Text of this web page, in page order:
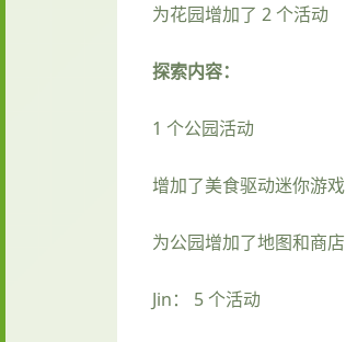
为花园增加了 2 个活动
探索内容：
1 个公园活动
增加了美食驱动迷你游戏
为公园增加了地图和商店
Jin： 5 个活动